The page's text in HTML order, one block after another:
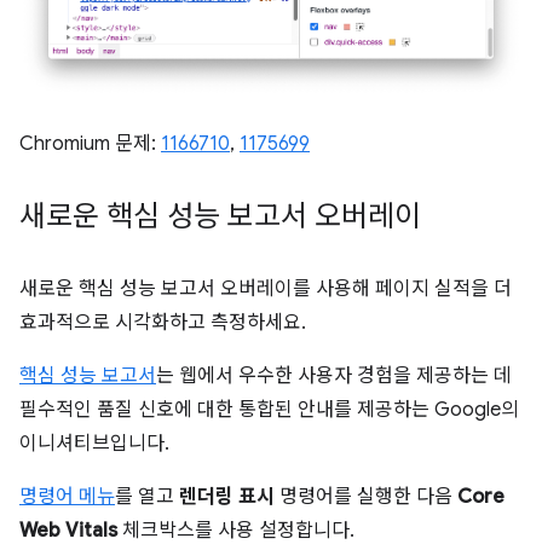
Chromium 문제: 1166710, 1175699
새로운 핵심 성능 보고서 오버레이
새로운 핵심 성능 보고서 오버레이를 사용해 페이지 실적을 더
효과적으로 시각화하고 측정하세요.
핵심 성능 보고서는 웹에서 우수한 사용자 경험을 제공하는 데
필수적인 품질 신호에 대한 통합된 안내를 제공하는 Google의
이니셔티브입니다.
명령어 메뉴를 열고 렌더링 표시 명령어를 실행한 다음 Core
Web Vitals체크박스를 사용 설정합니다.